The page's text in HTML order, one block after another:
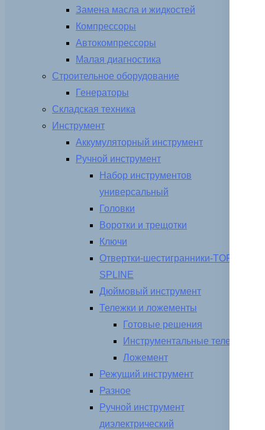
Замена масла и жидкостей
Компрессоры
Автокомпрессоры
Малая диагностика
Строительное оборудование
Генераторы
Складская техника
Инструмент
Аккумуляторный инструмент
Ручной инструмент
Набор инструментов
универсальный
Головки
Воротки и трещотки
Ключи
Отвертки-шестигранники-TORX-
SPLINE
Дюймовый инструмент
Тележки и ложементы
Готовые решения
Инструментальные тележки
Ложемент
Режущий инструмент
Разное
Ручной инструмент
диэлектрический